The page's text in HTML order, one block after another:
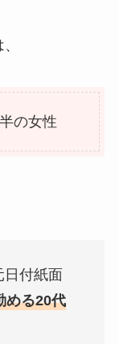
の女性
日付紙面
める20代